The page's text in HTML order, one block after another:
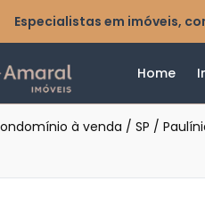
Especialistas em imóveis,
Home
à venda / SP /